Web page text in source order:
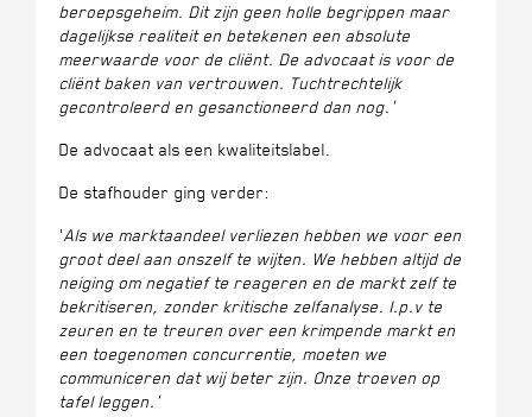
beroepsgeheim. Dit zijn geen holle begrippen maar
dagelijkse realiteit en betekenen een absolute
meerwaarde voor de cliënt. De advocaat is voor de
cliënt baken van vertrouwen. Tuchtrechtelijk
gecontroleerd en gesanctioneerd dan nog.'
De advocaat als een kwaliteitslabel.
De stafhouder ging verder:
'Als we marktaandeel verliezen hebben we voor een
groot deel aan onszelf te wijten. We hebben altijd de
neiging om negatief te reageren en de markt zelf te
bekritiseren, zonder kritische zelfanalyse. I.p.v te
zeuren en te treuren over een krimpende markt en
een toegenomen concurrentie, moeten we
communiceren dat wij beter zijn. Onze troeven op
tafel leggen.'